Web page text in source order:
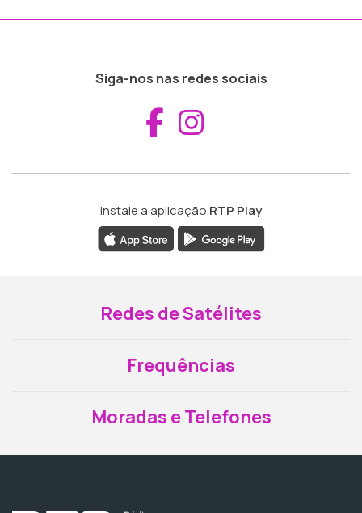
Siga-nos nas redes sociais
Aceder ao
Instale a aplicação RTP Play
Redes de Satélites
Frequências
Moradas e Telefones